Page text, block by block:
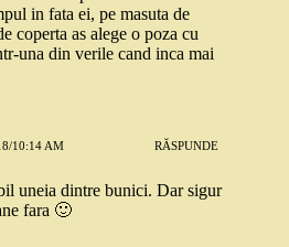
in fata ei, pe masuta de
coperta as alege o poza cu
una din verile cand inca mai
10:14 AM RĂSPUNDE
uneia dintre bunici. Dar sigur
fara 🙂